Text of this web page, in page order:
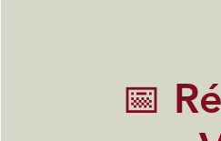
📅